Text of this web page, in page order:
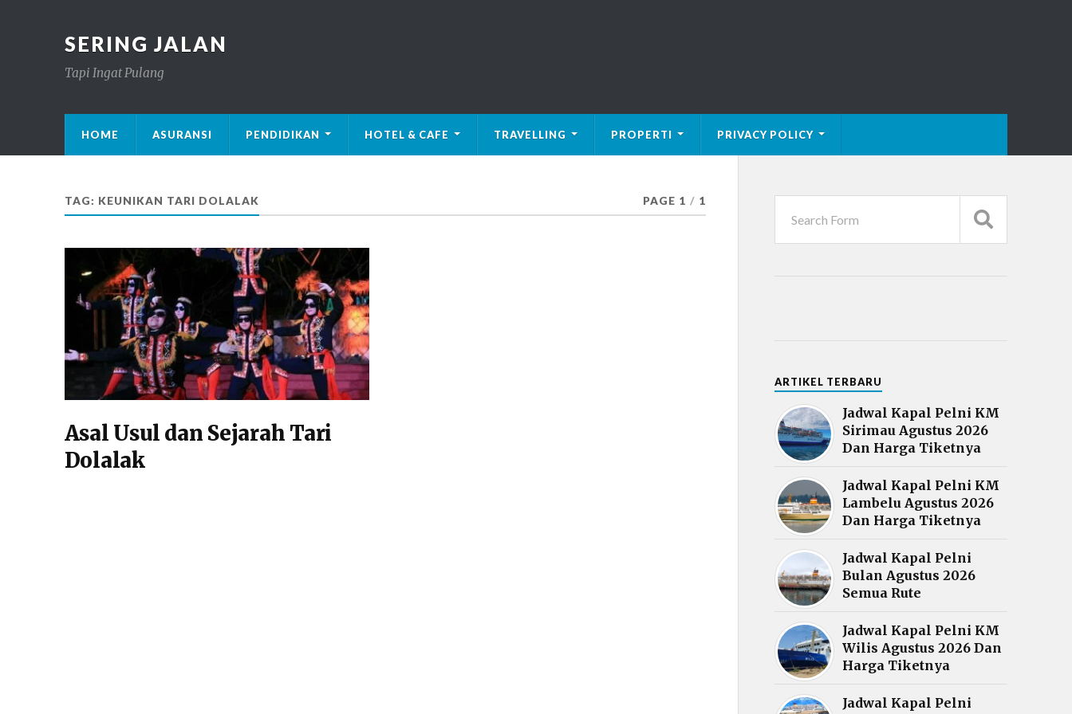
SERING JALAN
Tapi Ingat Pulang
HOME ASURANSI PENDIDIKAN HOTEL & CAFE TRAVELLING PROPERTI PRIVACY POLICY
TAG: KEUNIKAN TARI DOLALAK PAGE 1 / 1
Asal Usul dan Sejarah Tari
Dolalak
ARTIKEL TERBARU
Jadwal Kapal Pelni KM
Sirimau Agustus 2026
Dan Harga Tiketnya
Jadwal Kapal Pelni KM
Lambelu Agustus 2026
Dan Harga Tiketnya
Jadwal Kapal Pelni
Bulan Agustus 2026
Semua Rute
Jadwal Kapal Pelni KM
Wilis Agustus 2026 Dan
Harga Tiketnya
Jadwal Kapal Pelni